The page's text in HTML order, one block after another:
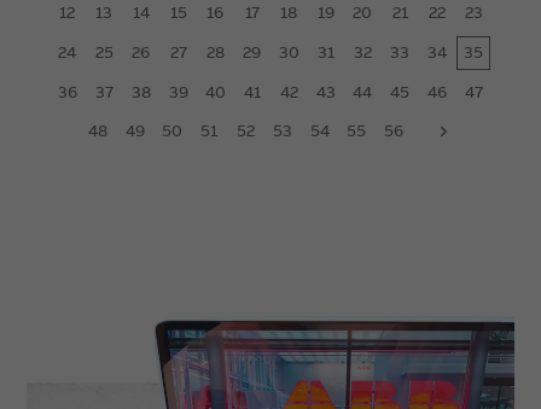
12
13 14 15 16 17 18 19 20 21 22
23
24
25 26 27 28 29 30 31 32 33 34
35
36
37 38 39 40 41 42 43 44 45 46
47
48
49 50 51 52 53 54 55
56